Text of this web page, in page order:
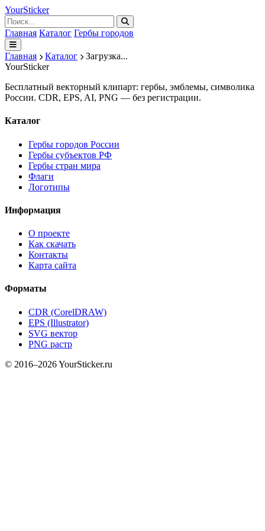
YourSticker
Главная Каталог Гербы городов
Главная Каталог
Загрузка...
YourSticker
Бесплатный векторный клипарт: гербы, эмблемы, символика
России. CDR, EPS, AI, PNG — без регистрации.
Каталог
Гербы городов России
Гербы субъектов РФ
Гербы стран мира
Флаги
Логотипы
Информация
О проекте
Как скачать
Контакты
Карта сайта
Форматы
CDR (CorelDRAW)
EPS (Illustrator)
SVG вектор
PNG растр
© 2016–2026 YourSticker.ru